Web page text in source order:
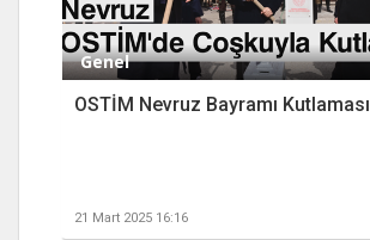
Genel
OSTİM Nevruz Bayramı Kutlaması
21 Mart 2025 16:16